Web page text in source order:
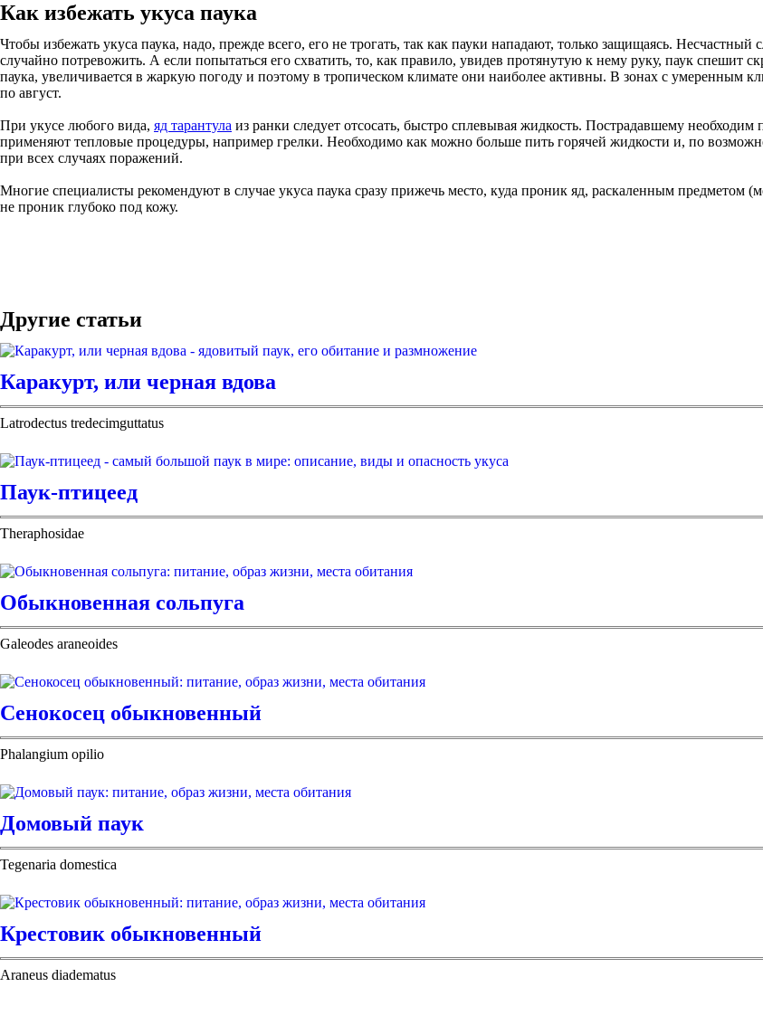
Как избежать укуса паука
Чтобы избежать укуса паука, надо, прежде всего, его не трогать, так как пауки нападают, только защищаясь.
случайно потревожить. А если попытаться его схватить, то, как правило, увидев протянутую к нему руку, паук спешит
паука, увеличивается в жаркую погоду и поэтому в тропическом климате они наиболее активны. В зонах с умеренным
по август.
При укусе любого вида, яд тарантула из ранки следует отсосать, быстро сплевывая жидкость. Пострадавшему
применяют тепловые процедуры, например грелки. Необходимо как можно больше пить горячей жидкости и, по
при всех случаях поражений.
Многие специалисты рекомендуют в случае укуса паука сразу прижечь место, куда проник яд, раскаленным предметом
не проник глубоко под кожу.
Другие статьи
Каракурт, или черная вдова
Latrodectus tredecimguttatus
Паук-птицеед
Theraphosidae
Обыкновенная сольпуга
Galeodes araneoides
Сенокосец обыкновенный
Phalangium opilio
Домовый паук
Tegenaria domestica
Крестовик обыкновенный
Araneus diadematus